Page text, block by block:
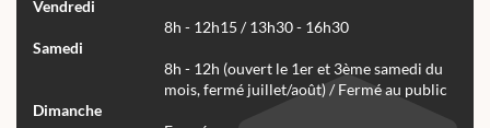
Vendredi
8h - 12h15 / 13h30 - 16h30
Samedi
8h - 12h (ouvert le 1er et 3ème samedi du
mois, fermé juillet/août) / Fermé au public
Dimanche